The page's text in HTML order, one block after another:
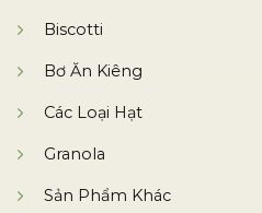
Biscotti
Bơ Ăn Kiêng
Các Loại Hạt
Granola
Sản Phẩm Khác